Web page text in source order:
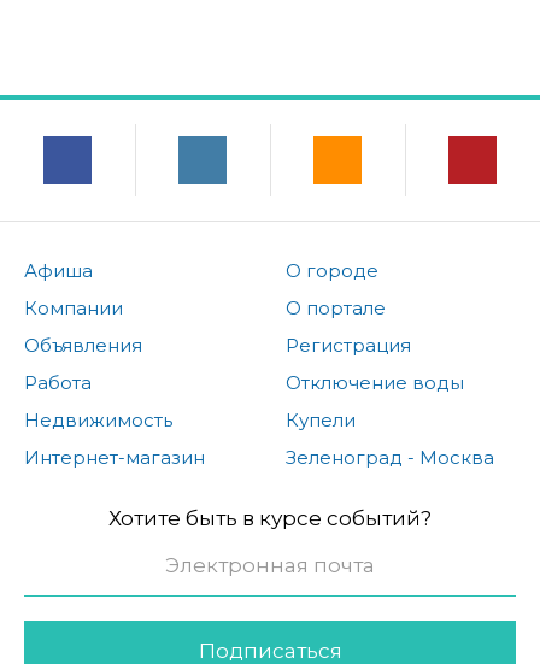
Афиша
Компании
Объявления
Работа
Недвижимость
Интернет-магазин
О городе
О портале
Регистрация
Отключение воды
Купели
Зеленоград - Москва
Хотите быть в курсе событий?
Подписаться